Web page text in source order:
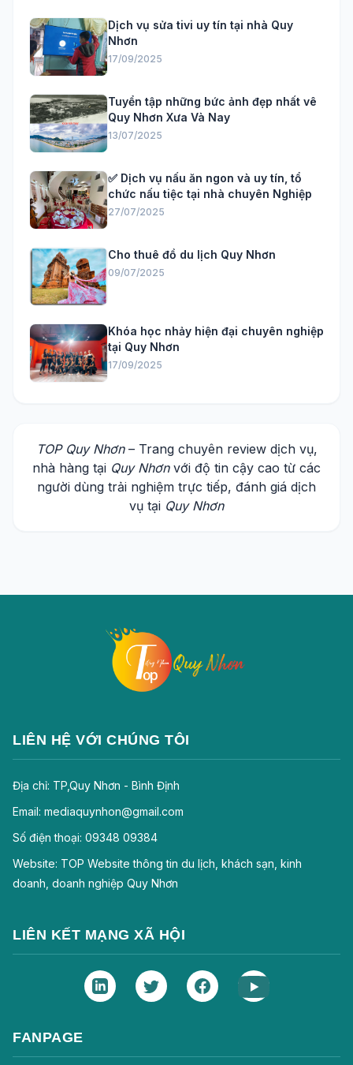
Dịch vụ sửa tivi uy tín tại nhà Quy
Nhơn
17/09/2025
Tuyển tập những bức ảnh đẹp nhất vê
Quy Nhơn Xưa Và Nay
13/07/2025
✅ Dịch vụ nấu ăn ngon và uy tín, tổ
chức nấu tiệc tại nhà chuyên Nghiệp
27/07/2025
Cho thuê đồ du lịch Quy Nhơn
09/07/2025
Khóa học nhảy hiện đại chuyên nghiệp
tại Quy Nhơn
17/09/2025
TOP Quy Nhơn– Trang chuyên review dịch vụ,
nhà hàng tại Quy Nhơnvới độ tin cậy cao từ các
người dùng trải nghiệm trực tiếp, đánh giá dịch
vụ tại Quy Nhơn
LIÊN HỆ VỚI CHÚNG TÔI
Địa chỉ: TP,Quy Nhơn - Bình Định
Email: mediaquynhon@gmail.com
Số điện thoại: 09348 09384
Website: TOP Website thông tin du lịch, khách sạn, kinh
doanh, doanh nghiệp Quy Nhơn
LIÊN KẾT MẠNG XÃ HỘI
FANPAGE